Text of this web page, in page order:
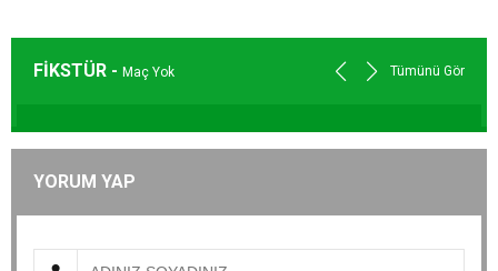
FİKSTÜR - Maç Yok Tümünü Gör
YORUM YAP